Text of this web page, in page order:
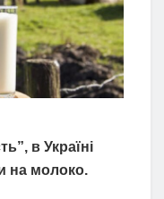
в Україні
на молоко.